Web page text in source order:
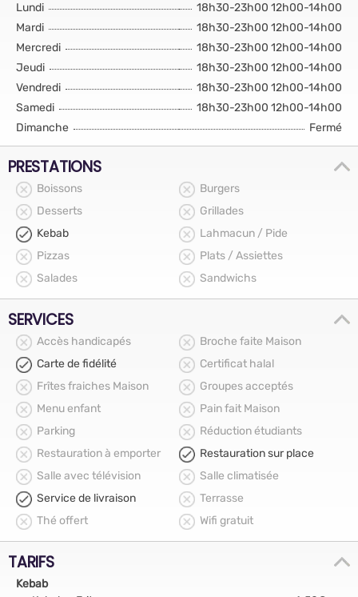
Lundi
18h30-23h00 12h00-14h00
Mardi
18h30-23h00 12h00-14h00
Mercredi
18h30-23h00 12h00-14h00
Jeudi
18h30-23h00 12h00-14h00
Vendredi
18h30-23h00 12h00-14h00
Samedi
18h30-23h00 12h00-14h00
Dimanche
Fermé
PRESTATIONS
Boissons
Burgers
Desserts
Grillades
Kebab
Lahmacun / Pide
Pizzas
Plats / Assiettes
Salades
Sandwichs
SERVICES
Accès handicapés
Broche faite Maison
Carte de fidélité
Certificat halal
Frîtes fraiches Maison
Groupes acceptés
Menu enfant
Pain fait Maison
Parking
Réduction étudiants
Restauration à emporter
Restauration sur place
Salle avec télévision
Salle climatisée
Service de livraison
Terrasse
Thé offert
Wifi gratuit
TARIFS
Kebab